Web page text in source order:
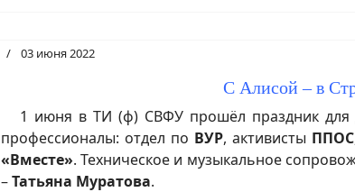
03 июня 2022
С Алисой – в
1 июня в ТИ (ф) СВФУ прошёл праздник для
профессионалы: отдел по ВУР, активисты ППОС
«Вместе». Техническое и музыкальное
–Татьяна Муратова.